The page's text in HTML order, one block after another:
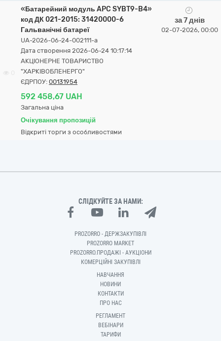
«Батарейний модуль APC SYBT9-B4»
код ДК 021-2015: 31420000-6
Гальванічні батареї
UA-2026-06-24-002111-a
Дата створення 2026-06-24 10:17:14
АКЦІОНЕРНЕ ТОВАРИСТВО
"ХАРКІВОБЛЕНЕРГО"
ЄДРПОУ: 00131954
592 458,67 UAH
Загальна ціна
Очікування пропозицій
Відкриті торги з особливостями
за 7 днів
02-07-2026, 00:00
СЛІДКУЙТЕ ЗА НАМИ:
PROZORRO - ДЕРЖЗАКУПІВЛІ
PROZORRO MARKET
PROZORRO.ПРОДАЖІ - АУКЦІОНИ
КОМЕРЦІЙНІ ЗАКУПІВЛІ
НАВЧАННЯ
НОВИНИ
КОНТАКТИ
ПРО НАС
РЕГЛАМЕНТ
ВЕБІНАРИ
ТАРИФИ